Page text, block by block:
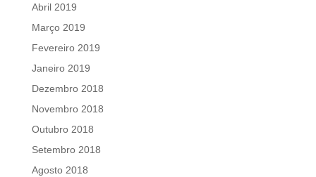
Abril 2019
Março 2019
Fevereiro 2019
Janeiro 2019
Dezembro 2018
Novembro 2018
Outubro 2018
Setembro 2018
Agosto 2018